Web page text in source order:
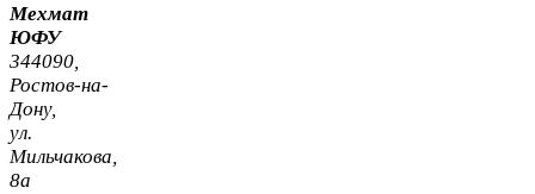
Мехмат
ЮФУ
344090
Ростов-​на-​
Дону,
ул.
Мильчакова,
8а